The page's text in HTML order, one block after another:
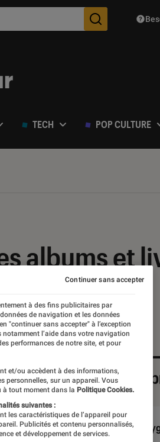
Des
TECH POP CULTURE
albums et
Sélection de
à des fins publicitaires par
de navigation et les données
"continuer sans accepter" à l’exception
l’aide dans votre navigation
performances de notre site, et pour
et/ou accèdent à des informations,
personnelles, sur un appareil. Vous
à tout moment dans la Politique Cookies.
suivantes :
les caractéristiques de l’appareil pour
Publicités et contenu personnalisés,
et développement de services.
Continuer sans accepter